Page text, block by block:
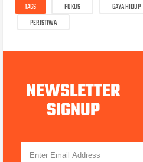
TAGS FOKUS GAYA HIDUP
PERISTIWA
NEWSLETTER
SIGNUP